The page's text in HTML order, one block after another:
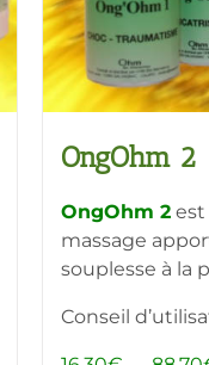
OngOhm 2
OngOhm 2
massage
souplesse à la
Conseil